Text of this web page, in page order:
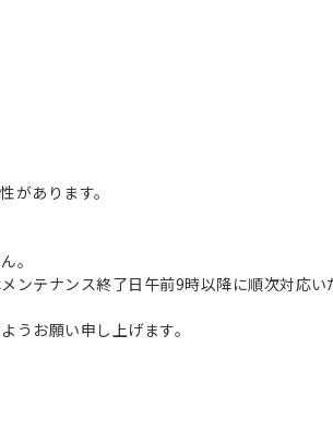
があります。
。
テナンス終了日午前9時以降に順次対応い
うお願い申し上げます。